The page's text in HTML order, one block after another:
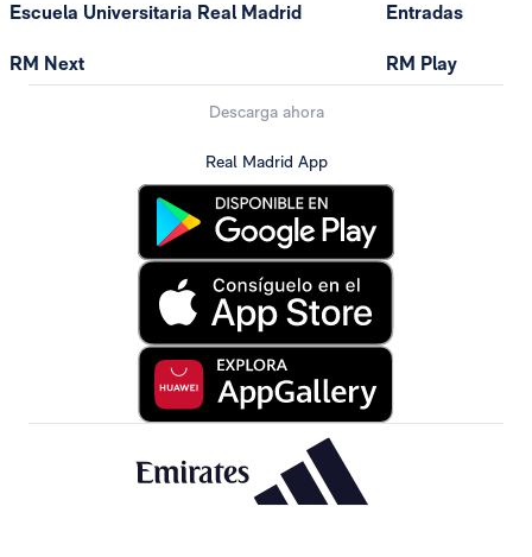
Escuela Universitaria Real Madrid
RM Next
Entradas
RM Play
Descarga ahora
Real Madrid App